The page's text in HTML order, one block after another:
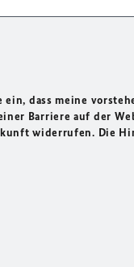
dass meine
Barriere auf der
widerrufen. Die